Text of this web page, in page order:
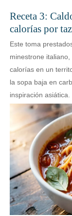
Receta 3:
calorías por
Este toma
minestrone
calorías en un
la sopa baja en
inspiración asiática.